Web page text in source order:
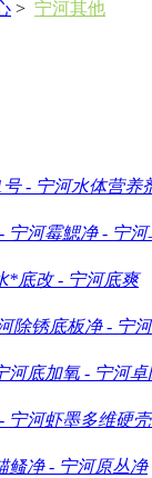
> 宁河其他
号 - 宁河水体营养
- 宁河霉鰓净 - 宁
*底改 - 宁河底爽
除锈底板净 - 宁
河底加氧 - 宁河
- 宁河虾墨多维硬
鳋净 - 宁河原丛净